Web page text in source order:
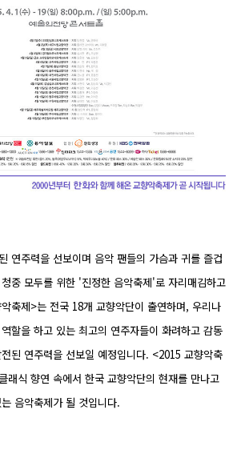
연주력을 선보이며 음악 팬들의 가슴과 귀를 즐겁
중 모두를 위한 '진정한 음악축제'로 자리매김하고
축제>는 전국 18개 교향악단이 출연하며, 우리나
할을 하고 있는 최고의 연주자들이 화려하고 감동
된 연주력을 선보일 예정입니다. <2015 교향악축
래식 향연 속에서 한국 교향악단의 현재를 만나고
음악축제가 될 것입니다.